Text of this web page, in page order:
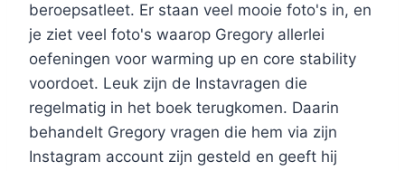
beroepsatleet. Er staan veel mooie foto's in, en
je ziet veel foto's waarop Gregory allerlei
oefeningen voor warming up en core stability
voordoet. Leuk zijn de Instavragen die
regelmatig in het boek terugkomen. Daarin
behandelt Gregory vragen die hem via zijn
Instagram account zijn gesteld en geeft hij